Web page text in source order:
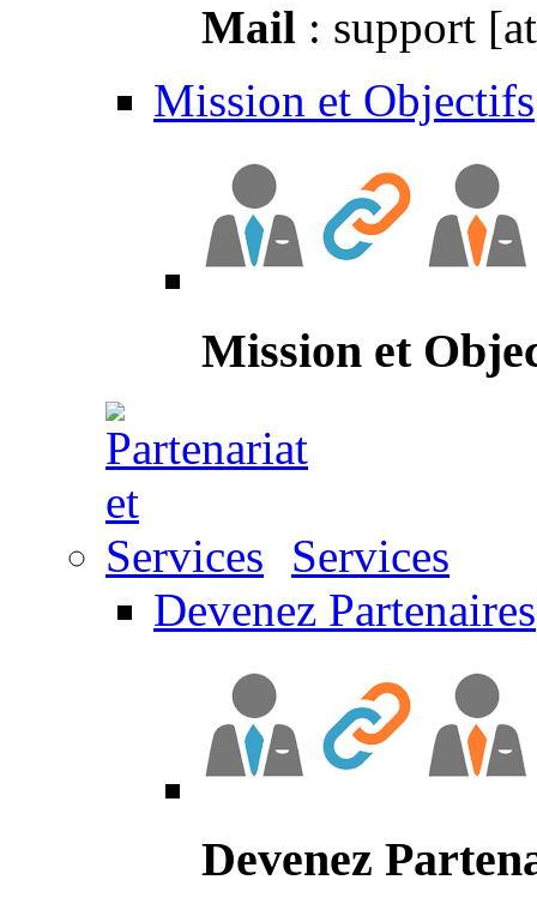
Mail : support
Mission et Objectifs
Mission et
Services
Devenez Partenaires
Devenez